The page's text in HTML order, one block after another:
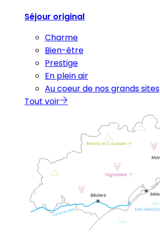
Séjour original
Charme
Bien-être
Prestige
En plein air
Au coeur de nos grands sites
Tout voir